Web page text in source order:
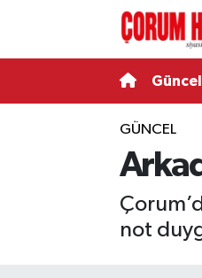
Güncel
GÜNCEL
not
Resmi İlanlar
Çorum Namaz
Trafik Durumu